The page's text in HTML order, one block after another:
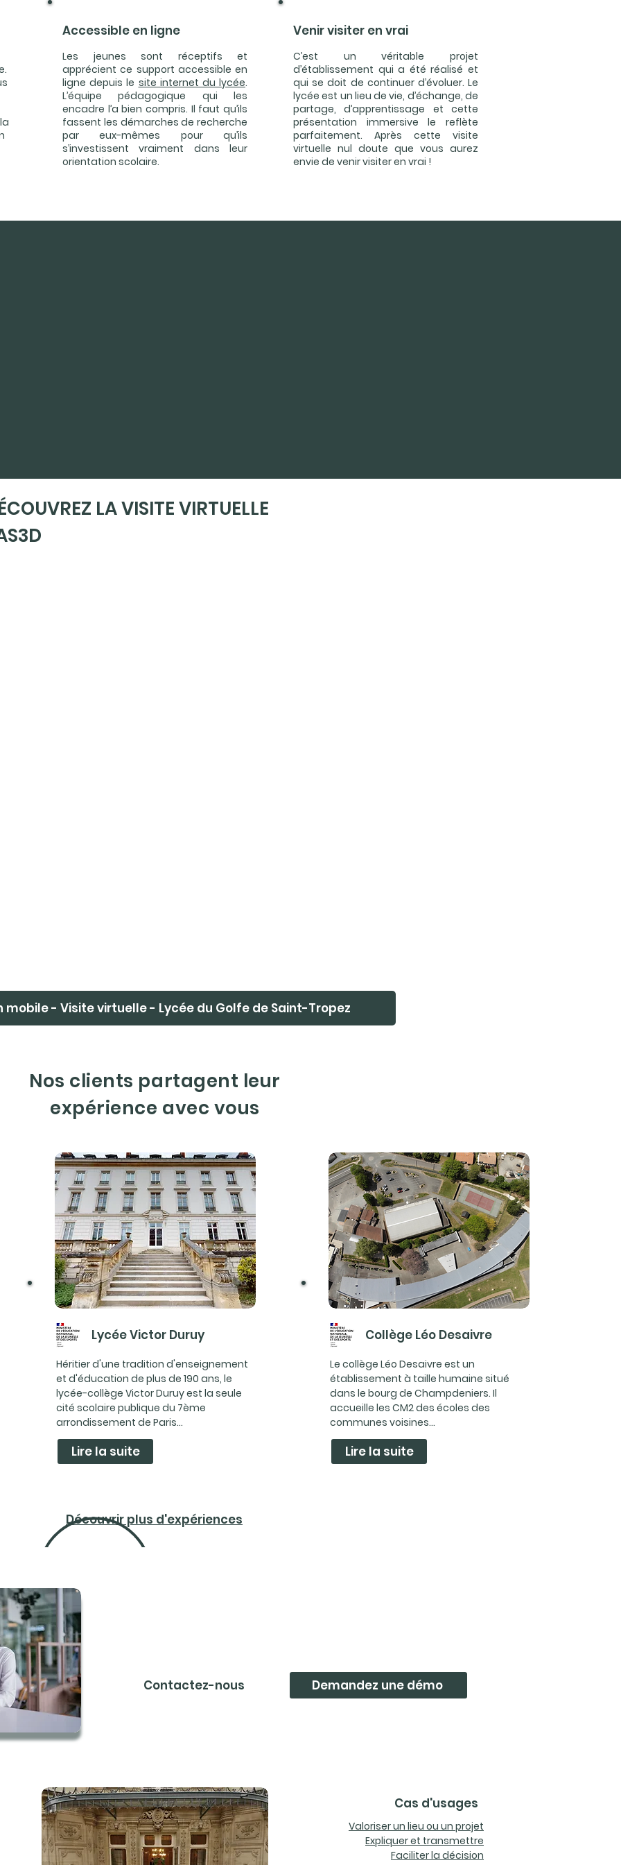
Accessible en ligne
Les jeunes sont réceptifs et
apprécient ce support accessible en
ligne depuis le site internet du lycée.
L’équipe pédagogique qui les
encadre l’a bien compris. Il faut qu’ils
fassent les démarches de recherche
par eux-mêmes pour qu’ils
s’investissent vraiment dans leur
orientation scolaire.
Venir visiter en vrai
C’est un véritable projet
d’établissement qui a été réalisé et
qui se doit de continuer d’évoluer. Le
lycée est un lieu de vie, d’échange, de
partage, d’apprentissage et cette
présentation immersive le reflète
parfaitement. Après cette visite
virtuelle nul doute que vous aurez
envie de venir visiter en vrai !
LA VISITE VIRTUELLE
mobile - Visite virtuelle - Lycée du Golfe de Saint-Tropez
Nos clients partagent leur
expérience avec vous
Lycée Victor Duruy
Héritier d'une tradition d'enseignement
et d'éducation de plus de 190 ans, le
lycée-collège Victor Duruy est la seule
cité scolaire publique du 7ème
arrondissement de Paris...
Lire la suite
Collège Léo Desaivre
Le collège Léo Desaivre est un
établissement à taille humaine situé
dans le bourg de Champdeniers. Il
accueille les CM2 des écoles des
communes voisines...
Lire la suite
Découvrir plus d'expériences
Contactez-nous Demandez une démo
Cas d'usages
Valoriser un lieu ou un projet
Expliquer et transmettre
Faciliter la décision